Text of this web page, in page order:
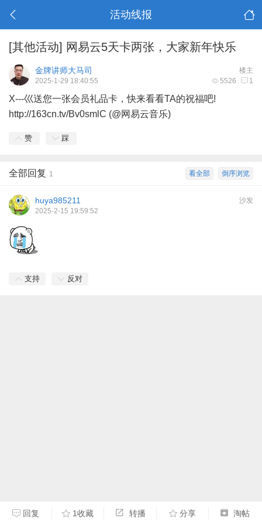
活动线报
[其他活动] 网易云5天卡两张，大家新年快乐
楼主
金牌讲师大马司
5526 1
2025-1-29 18:40:55
X---巛送您一张会员礼品卡，快来看看TA的祝福吧!
http://163cn.tv/Bv0smlC (@网易云音乐)
赞 踩
倒序浏览
看全部
全部回复 1
沙发
huya985211
2025-2-15 19:59:52
支持 反对
回复 1收藏 转播 分享 淘帖